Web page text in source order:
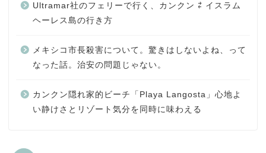
Ultramar社のフェリーで行く、カンクン ⇄ イスラム
ヘーレス島の行き方
メキシコ市長殺害について。驚きはしないよね、って
なった話。治安の問題じゃない。
カンクン隠れ家的ビーチ「Playa Langosta」心地よ
い静けさとリゾート気分を同時に味わえる